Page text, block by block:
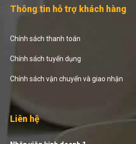
Thông tin hỗ trợ khách hàng
Chính sách thanh toán
Chính sách tuyển dụng
Chính sách vận chuyển và giao nhận
Liên hệ